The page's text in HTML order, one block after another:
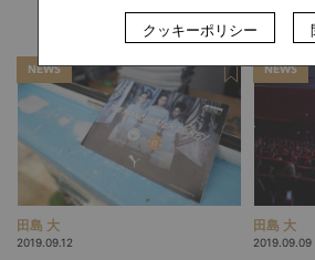
NEWS
田島 大
2019.09.12
NEWS
田島 大
2019.09.09
クッキーポリシー